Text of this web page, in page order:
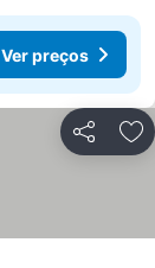
Ver preços
Partilhar